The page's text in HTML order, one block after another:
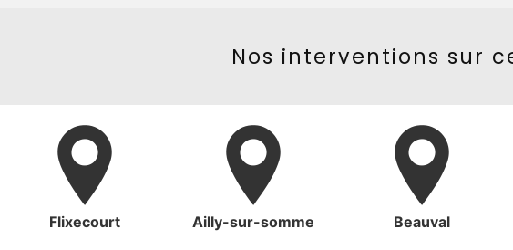
Nos interventions sur
Flixecourt Ailly-sur-somme Beauval